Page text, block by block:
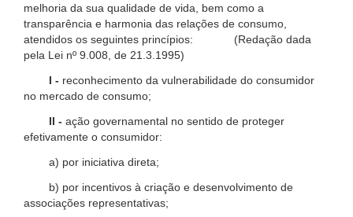
melhoria da sua qualidade de vida, bem como a
transparência e harmonia das relações de consumo,
atendidos os seguintes princípios: (Redação dada
pela Lei nº 9.008, de 21.3.1995)
I - reconhecimento da vulnerabilidade do consumidor
no mercado de consumo;
II - ação governamental no sentido de proteger
efetivamente o consumidor:
a) por iniciativa direta;
b) por incentivos à criação e desenvolvimento de
associações representativas;